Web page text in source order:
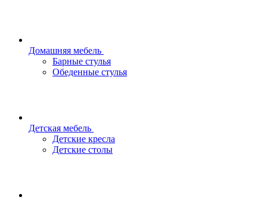
Домашняя мебель
Барные стулья
Обеденные стулья
Детская мебель
Детские кресла
Детские столы